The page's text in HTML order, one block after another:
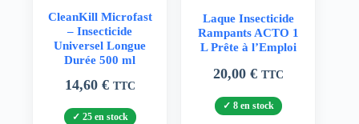
CleanKill Microfast
– Insecticide
Universel Longue
Durée 500 ml
14,60 € TTC
25 en stock
Laque Insecticide
Rampants ACTO 1
L Prête à l’Emploi
20,00 € TTC
8 en stock